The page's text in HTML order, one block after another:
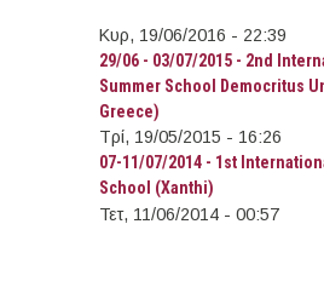
Κυρ, 19/06/2016 - 22:39
29/06 - 03/07/2015 - 2nd
Summer School Democritus
Greece)
Τρί, 19/05/2015 - 16:26
07-11/07/2014 - 1st
School (Xanthi)
Τετ, 11/06/2014 - 00:57